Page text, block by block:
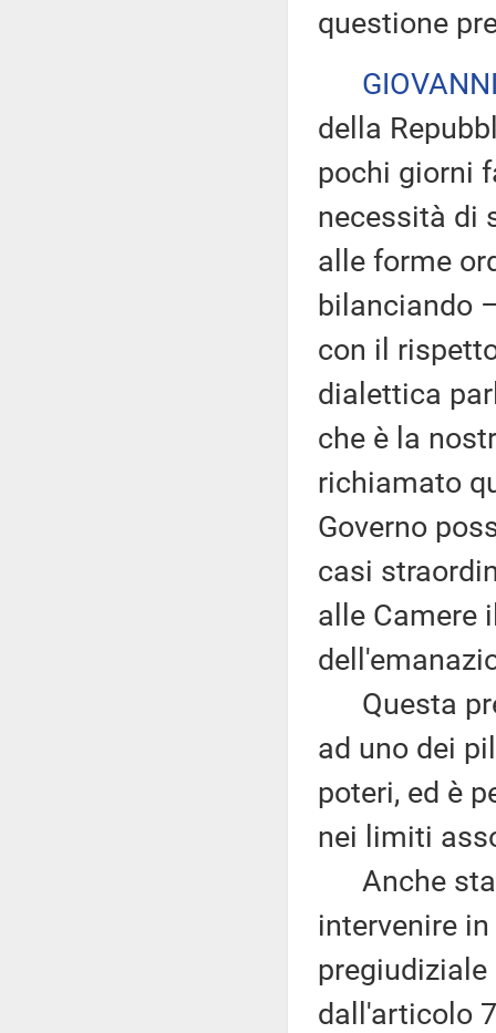
questione
della
pochi giorni
necessità di
alle forme
bilanciando
con il
dialettica
che è la
richiamato
Governo
casi
alle Camere
Questa
ad uno dei
poteri, ed è
nei limiti
Anche
intervenire
dall'articolo